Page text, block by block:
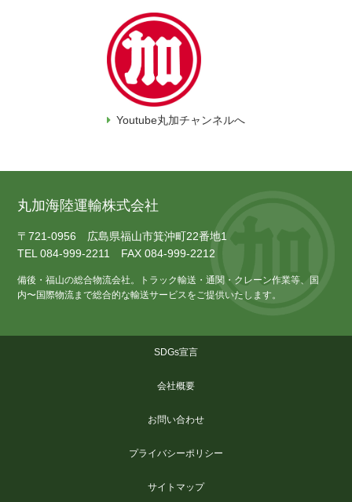
Youtube丸加チャンネルへ
丸加海陸運輸株式会社
〒721-0956 広島県福山市箕沖町22番地1
TEL 084-999-2211 FAX 084-999-2212
備後・福山の総合物流会社。トラック輸送・通関・クレーン作業等、国
内〜国際物流まで総合的な輸送サービスをご提供いたします。
SDGs宣言
会社概要
お問い合わせ
プライバシーポリシー
サイトマップ